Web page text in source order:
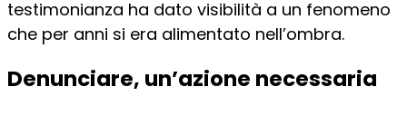
testimonianza ha dato visibilità a un fenomeno
che per anni si era alimentato nell’ombra.
Denunciare, un’azione necessaria